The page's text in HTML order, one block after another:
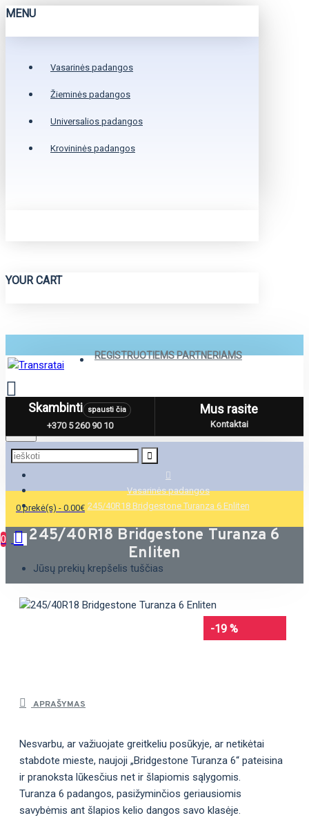
MENU
Vasarinės padangos
Žieminės padangos
Universalios padangos
Krovininės padangos
YOUR CART
REGISTRUOTIEMS PARTNERIAMS
Menu
0 prekė(s) - 0.00€
0
Jūsų prekių krepšelis tuščias
Skambinti spausti čia
+370 5 260 90 10
Mus rasite
Kontaktai
Vasarinės padangos
245/40R18 Bridgestone Turanza 6 Enliten
245/40R18 Bridgestone Turanza 6
Enliten
-19 %
APRAŠYMAS
Nesvarbu, ar važiuojate greitkeliu posūkyje, ar netikėtai
stabdote mieste, naujoji „Bridgestone Turanza 6“ pateisina
ir pranoksta lūkesčius net ir šlapiomis sąlygomis.
Turanza 6 padangos, pasižyminčios geriausiomis
savybėmis ant šlapios kelio dangos savo klasėje.